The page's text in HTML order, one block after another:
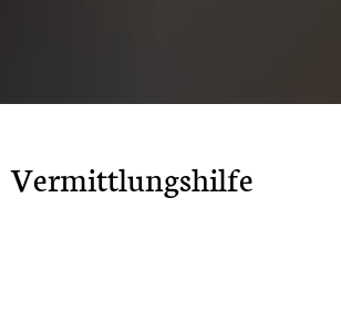
Vermittlungshilfe